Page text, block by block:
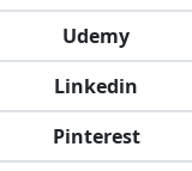
Udemy
Linkedin
Pinterest